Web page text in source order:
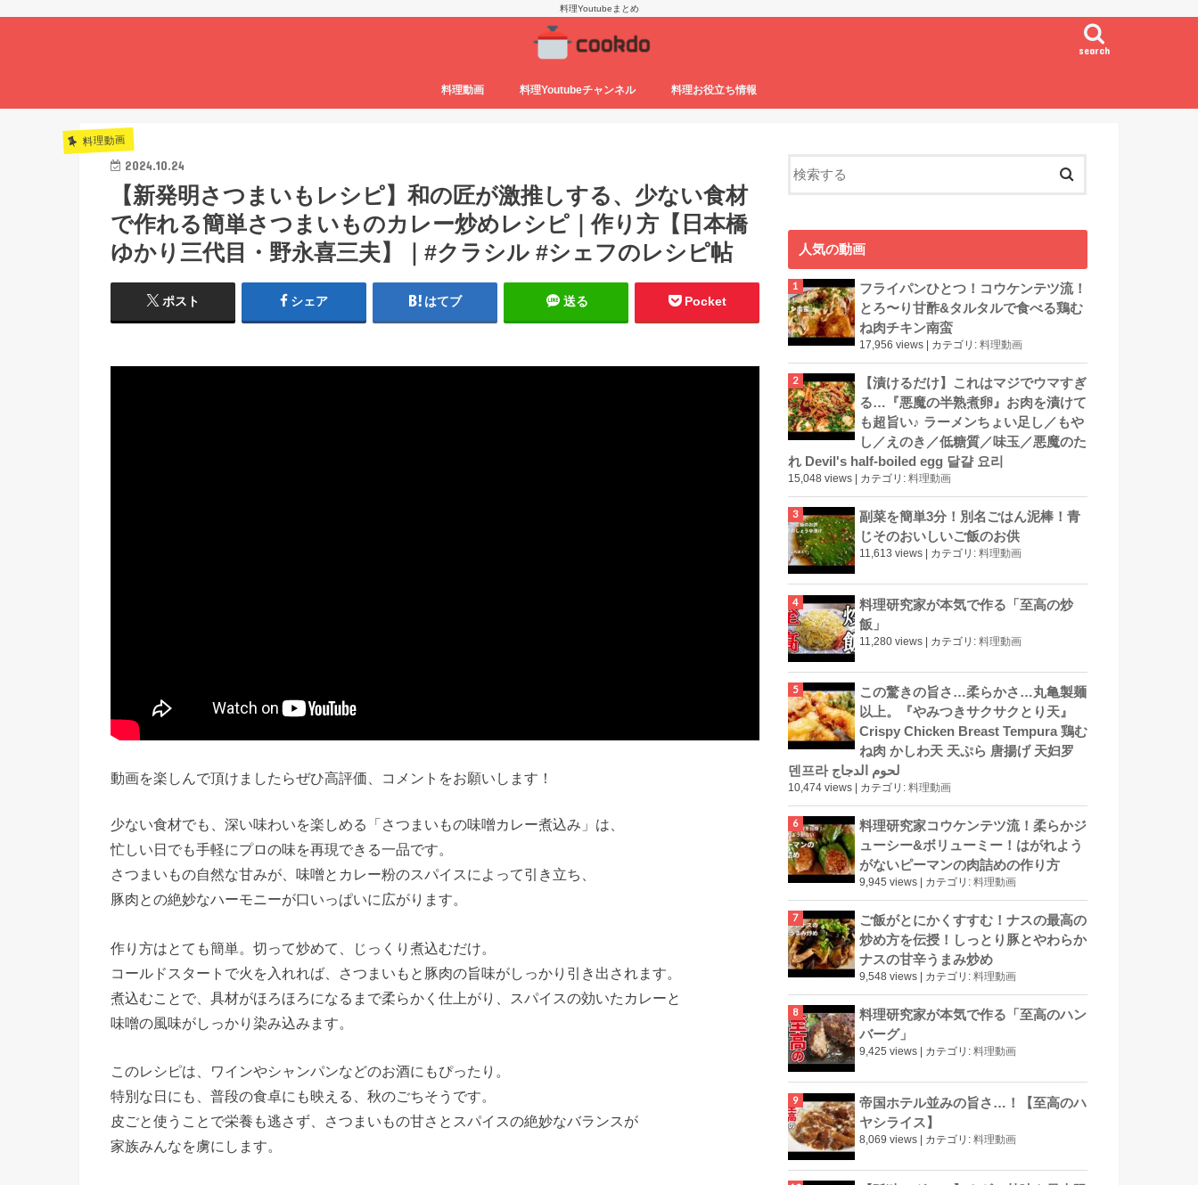
料理Youtubeまとめ
search
料理動画 料理Youtubeチャンネル 料理お役立ち情報
料理動画
2024.10.24
【新発明さつまいもレシピ】和の匠が激推しする、少ない食材
で作れる簡単さつまいものカレー炒めレシピ｜作り方【日本橋
ゆかり三代目・野永喜三夫】｜#クラシル #シェフのレシピ帖
ポスト シェア はてブ 送る Pocket
動画を楽しんで頂けましたらぜひ高評価、コメントをお願いします！
少ない食材でも、深い味わいを楽しめる「さつまいもの味噌カレー煮込み」は、
忙しい日でも手軽にプロの味を再現できる一品です。
さつまいもの自然な甘みが、味噌とカレー粉のスパイスによって引き立ち、
豚肉との絶妙なハーモニーが口いっぱいに広がります。
作り方はとても簡単。切って炒めて、じっくり煮込むだけ。
コールドスタートで火を入れれば、さつまいもと豚肉の旨味がしっかり引き出されます。
煮込むことで、具材がほろほろになるまで柔らかく仕上がり、スパイスの効いたカレーと
味噌の風味がしっかり染み込みます。
このレシピは、ワインやシャンパンなどのお酒にもぴったり。
特別な日にも、普段の食卓にも映える、秋のごちそうです。
皮ごと使うことで栄養も逃さず、さつまいもの甘さとスパイスの絶妙なバランスが
家族みんなを虜にします。
人気の動画
フライパンひとつ！コウケンテツ流！
とろ〜り甘酢&タルタルで食べる鶏む
ね肉チキン南蛮
17,956 views | カテゴリ: 料理動画
【漬けるだけ】これはマジでウマすぎ
る…『悪魔の半熟煮卵』お肉を漬けて
も超旨い♪ ラーメンちょい足し／もや
し／えのき／低糖質／味玉／悪魔のた
れ Devil's half-boiled egg 달걀 요리
15,048 views カテゴリ: 料理動画
副菜を簡単3分！別名ごはん泥棒！青
じそのおいしいご飯のお供
11,613 views カテゴリ: 料理動画
料理研究家が本気で作る「至高の炒
飯」
11,280 views | カテゴリ: 料理動画
この驚きの旨さ…柔らかさ…丸亀製麺
以上。『やみつきサクサクとり天』
Crispy Chicken Breast Tempura 鶏む
ね肉 かしわ天 天ぷら 唐揚げ 天妇罗
덴프라 لحوم الدجاج
10,474 views | カテゴリ: 料理動画
料理研究家コウケンテツ流！柔らかジ
ューシー&ボリューミー！はがれよう
がないピーマンの肉詰めの作り方
9,945 views カテゴリ: 料理動画
ご飯がとにかくすすむ！ナスの最高の
炒め方を伝授！しっとり豚とやわらか
ナスの甘辛うまみ炒め
9,548 views カテゴリ: 料理動画
料理研究家が本気で作る「至高のハン
バーグ」
9,425 views カテゴリ: 料理動画
帝国ホテル並みの旨さ…！【至高のハ
ヤシライス】
8,069 views | カテゴリ: 料理動画